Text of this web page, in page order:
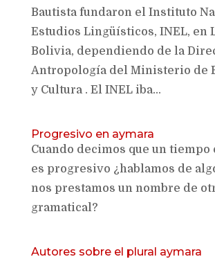
Bautista fundaron el Instituto
Estudios Lingüísticos, INEL, en
Bolivia, dependiendo de la
Antropología del Ministerio de
y Cultura . El INEL iba...
Progresivo en aymara
Cuando decimos que un tiempo
es progresivo ¿hablamos de
nos prestamos un nombre de
gramatical?
Autores sobre el plural aymara